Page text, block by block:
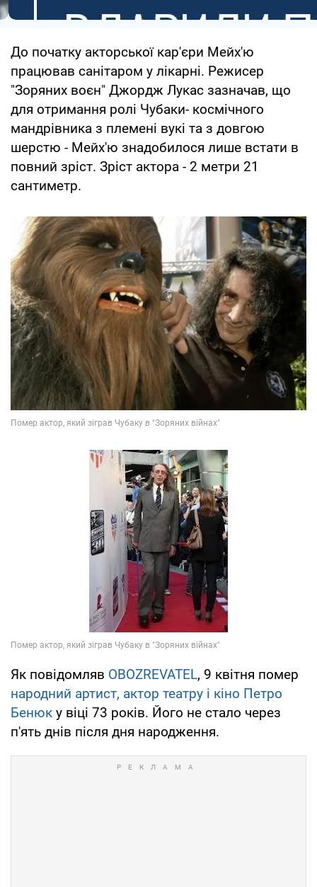
До початку акторської кар'єри Мейх'ю
працював санітаром у лікарні. Режисер
"Зоряних воєн" Джордж Лукас зазначав, що
для отримання ролі Чубаки- космічного
мандрівника з племені вукі та з довгою
шерстю - Мейх'ю знадобилося лише встати в
повний зріст. Зріст актора - 2 метри 21
сантиметр.
Як повідомляв OBOZREVATEL, 9 квітня помер
народний артист, актор театру і кіно Петро
Бенюк у віці 73 років. Його не стало через
п'ять днів після дня народження.